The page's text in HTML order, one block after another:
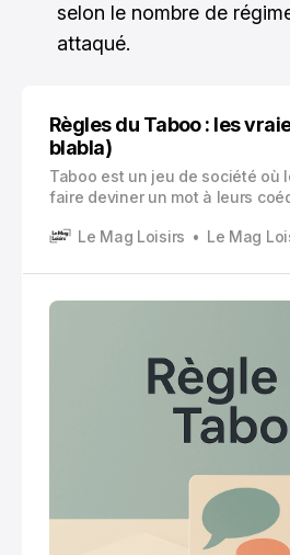
selon le nombre de
attaqué.
Règles du Taboo : les
blabla)
Taboo est un jeu de société où
faire deviner un mot à leurs
tabous”.Le Mag Loisirs Le Mag